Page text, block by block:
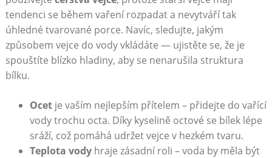
tendenci se během vaření rozpadat a nevytváří tak
úhledné tvarované porce. Navíc, sledujte, jakým
způsobem vejce do vody vkládáte — ujistěte se, že je
spouštíte blízko hladiny, aby se nenarušila struktura
bílku.
Ocetje vaším nejlepším přítelem – přidejte do vařící
vody trochu octa. Díky kyselině octové se bílek lépe
sráží, což pomáhá udržet vejce v hezkém tvaru.
Teplota vodyhraje zásadní roli – voda by měla být